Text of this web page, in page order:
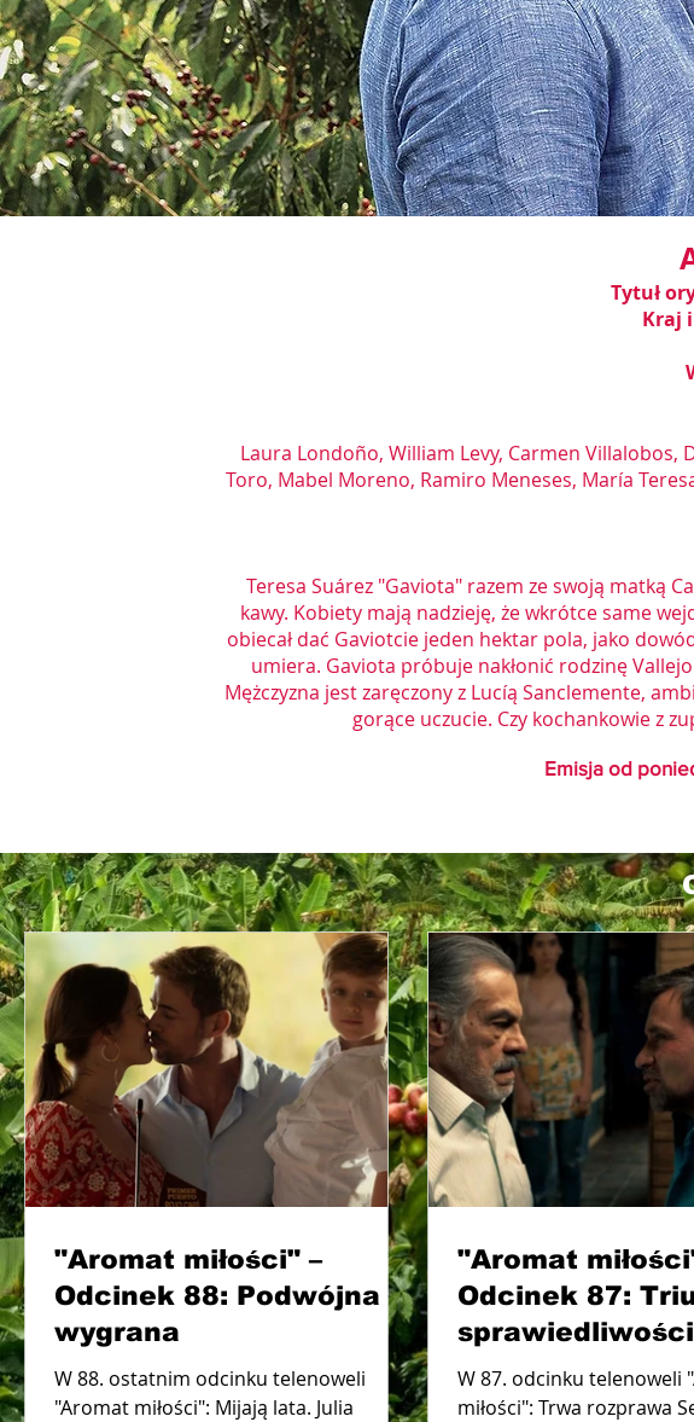
Tytuł
Kraj
Laura Londoño, William Levy, Carmen Villalobos,
Toro, Mabel Moreno, Ramiro Meneses, María
Teresa Suárez "Gaviota" razem ze swoją matką
kawy. Kobiety mają nadzieję, że wkrótce same
obiecał dać Gaviotcie jeden hektar pola, jako
umiera. Gaviota próbuje nakłonić rodzinę
Mężczyzna jest zaręczony z Lucíą Sanclemente,
gorące uczucie. Czy kochankowie z
Emisja od
"Aromat miłości" –
Odcinek 88: Podwójna
wygrana
W 88. ostatnim odcinku telenoweli
"Aromat miłości": Mijają lata. Julia
"Aromat
Odcinek 87:
sprawiedliwości
W 87. odcinku telenoweli
miłości": Trwa rozprawa